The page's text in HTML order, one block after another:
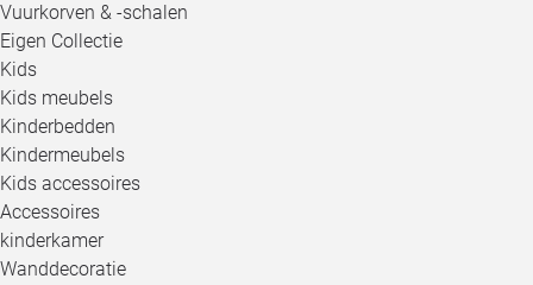
Vuurkorven & -schalen
Eigen Collectie
Kids
Kids meubels
Kinderbedden
Kindermeubels
Kids accessoires
Accessoires
kinderkamer
Wanddecoratie